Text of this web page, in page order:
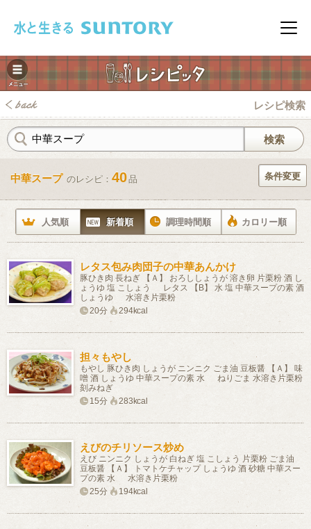
メニ
レシピ検索
中華スープ のレシピ： 40品 条件変更
人気順 新着順 調理時間順 カロリー順
レタス包み肉団子の中華あんかけ
豚ひき肉 長ねぎ 【Ａ】 おろししょうが 溶き卵 片栗粉 酒 し
ょうゆ 塩 こしょう レタス 【B】 水 塩 中華スープの素 酒
しょうゆ 水溶き片栗粉
20分
294kcal
担々もやし
もやし 豚ひき肉 しょうが ニンニク ごま油 豆板醤 【Ａ】 味
噌 酒 しょうゆ 中華スープの素 水 ねりごま 水溶き片栗粉
刻みねぎ
15分
283kcal
えびのチリソース炒め
えび ニンニク しょうが 白ねぎ 塩 こしょう 片栗粉 ごま油
豆板醤 【Ａ】 トマトケチャップ しょうゆ 酒 砂糖 中華スー
プの素 水 水溶き片栗粉
25分
194kcal